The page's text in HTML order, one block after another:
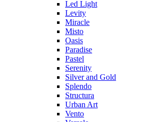
Led Light
Levity
Miracle
Misto
Oasis
Paradise
Pastel
Serenity
Silver and Gold
Splendo
Structura
Urban Art
Vento